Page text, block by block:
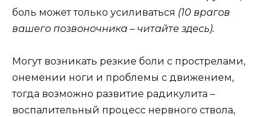
боль может только усиливаться (10 врагов
вашего позвоночника – читайте здесь).
Могут возникать резкие боли с прострелами,
онемении ноги и проблемы с движением,
тогда возможно развитие радикулита –
воспалительный процесс нервного ствола,